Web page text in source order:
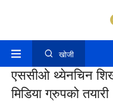
खोजी
एससीओ थ्येनचिन
मिडिया ग्रुपको तयारी